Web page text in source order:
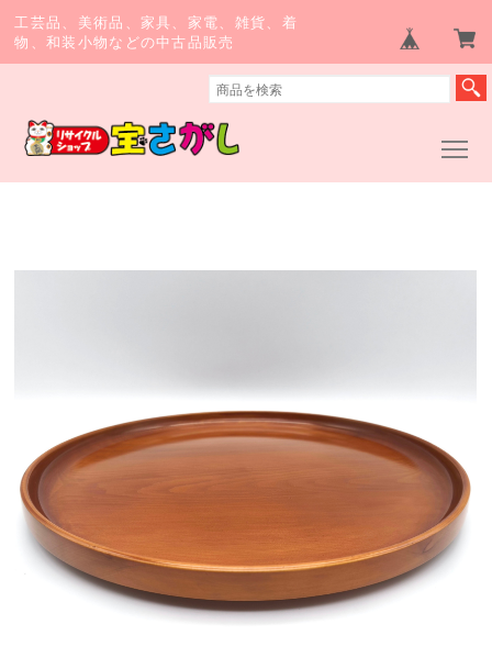
工芸品、美術品、家具、家電、雑貨、着
物、和装小物などの中古品販売